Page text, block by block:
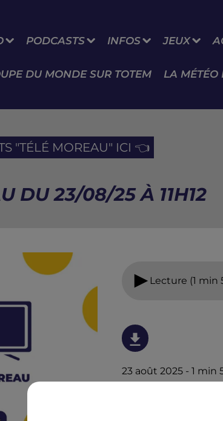
PODCASTS INFOS JEUX
DU MONDE SUR TOTEM LA MÉTÉO
"TÉLÉ MOREAU" ICI 👈
DU 23/08/25 À 11H12
Lecture (1 min
23 août 2025 - 1 min
Chaque jour à 9h35